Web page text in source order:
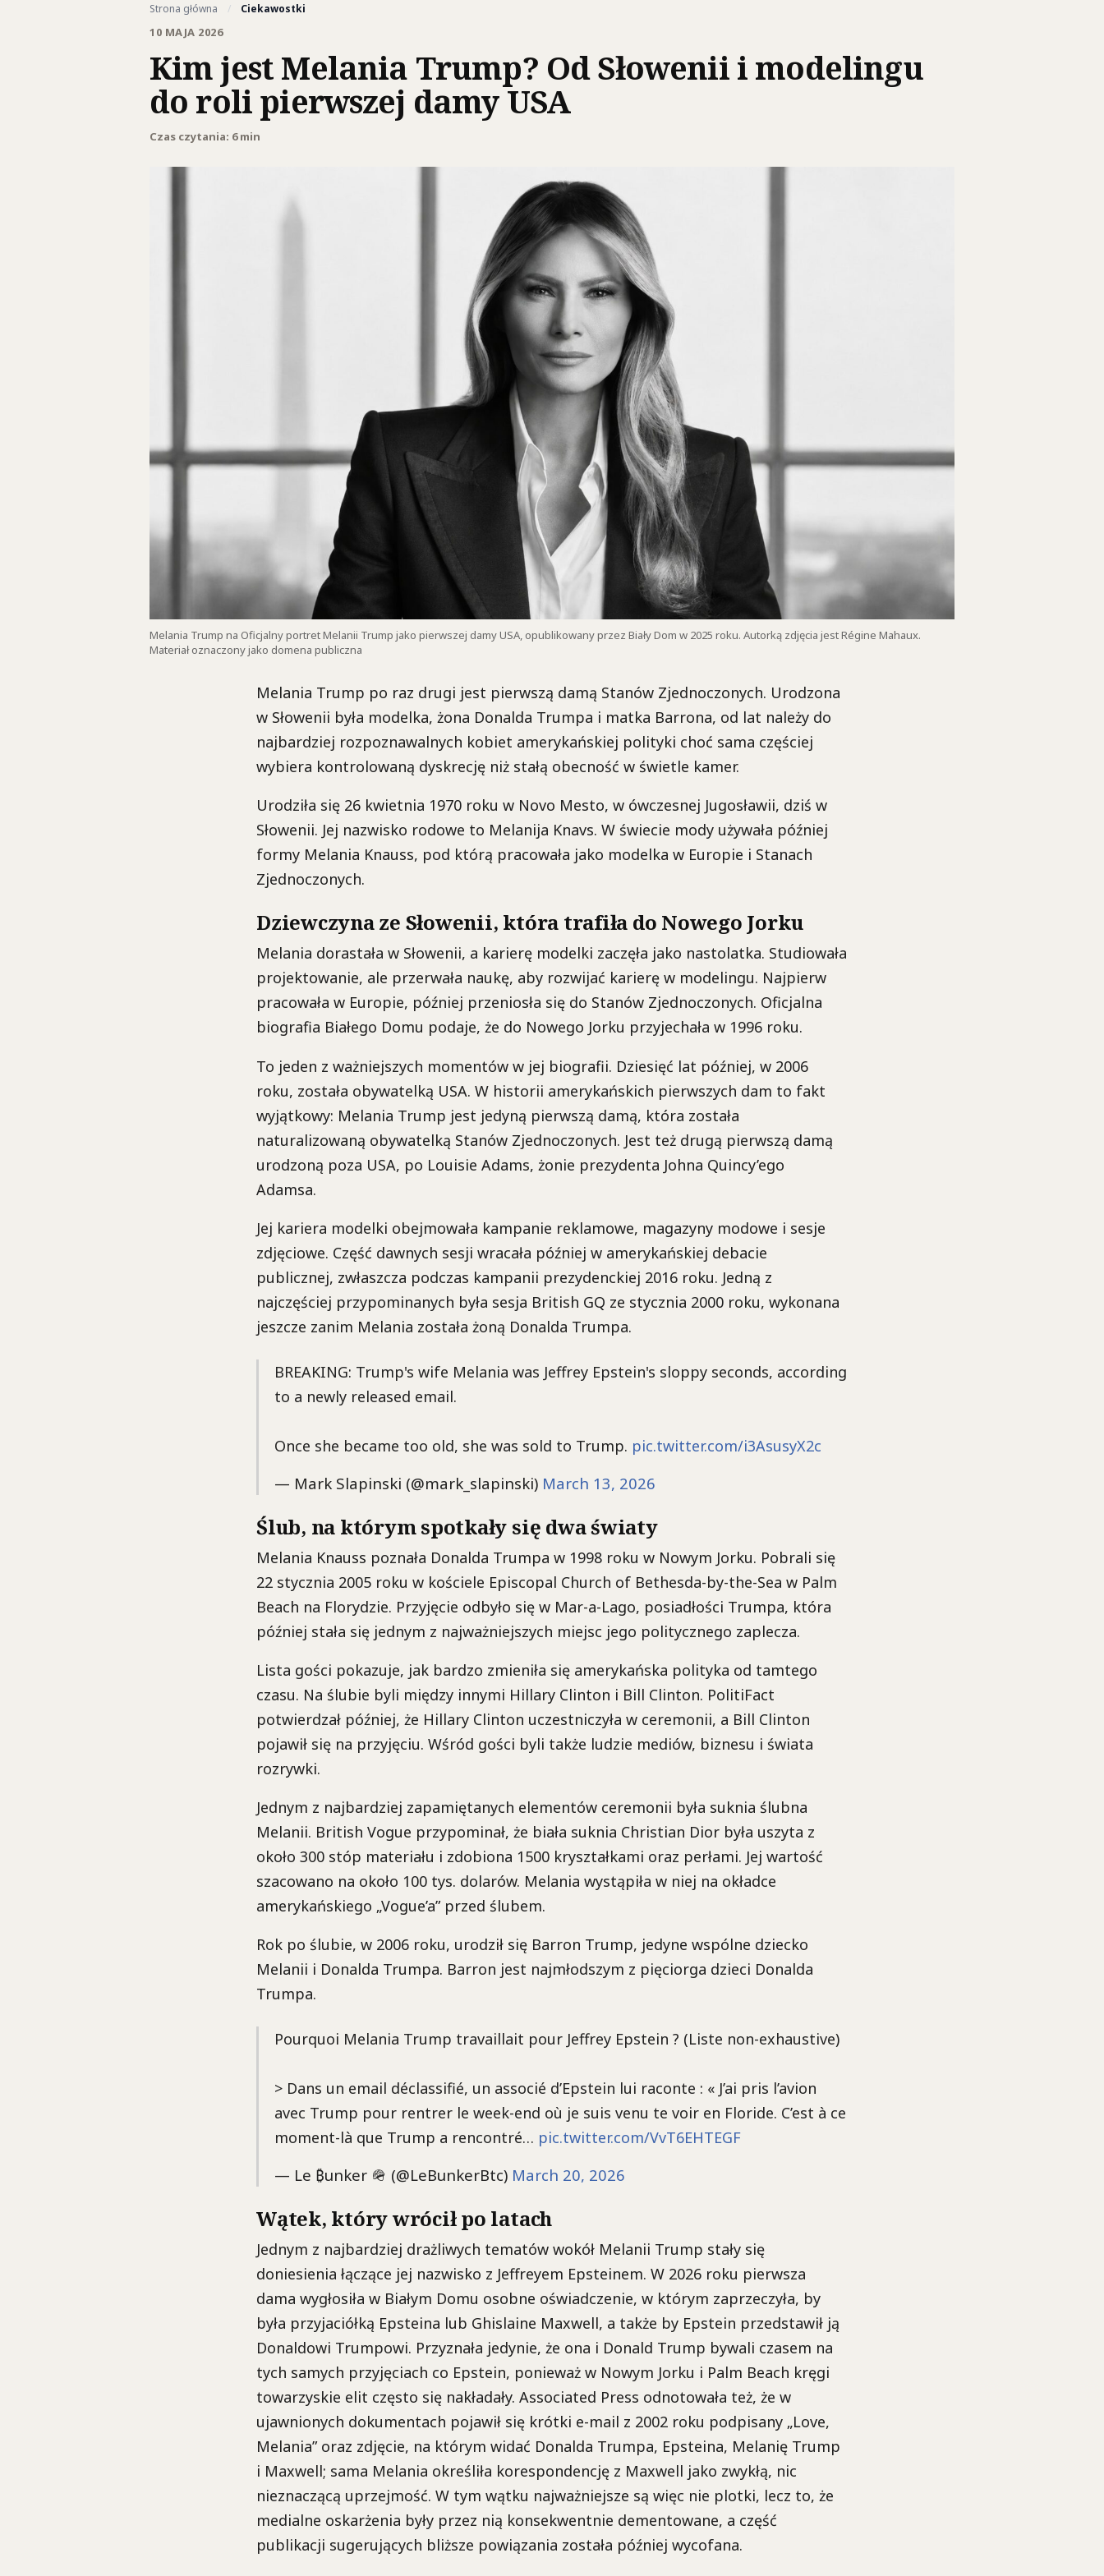
Strona główna / Ciekawostki
10 MAJA 2026
Kim jest Melania Trump? Od Słowenii i modelingu
do roli pierwszej damy USA
Czas czytania: 6 min
Melania Trump na Oficjalny portret Melanii Trump jako pierwszej damy USA, opublikowany przez Biały Dom w 2025 roku. Autorką zdjęcia jest Régine Mahaux.
Materiał oznaczony jako domena publiczna
Melania Trump po raz drugi jest pierwszą damą Stanów Zjednoczonych. Urodzona
w Słowenii była modelka, żona Donalda Trumpa i matka Barrona, od lat należy do
najbardziej rozpoznawalnych kobiet amerykańskiej polityki choć sama częściej
wybiera kontrolowaną dyskrecję niż stałą obecność w świetle kamer.
Urodziła się 26 kwietnia 1970 roku w Novo Mesto, w ówczesnej Jugosławii, dziś w
Słowenii. Jej nazwisko rodowe to Melanija Knavs. W świecie mody używała później
formy Melania Knauss, pod którą pracowała jako modelka w Europie i Stanach
Zjednoczonych.
Dziewczyna ze Słowenii, która trafiła do Nowego Jorku
Melania dorastała w Słowenii, a karierę modelki zaczęła jako nastolatka. Studiowała
projektowanie, ale przerwała naukę, aby rozwijać karierę w modelingu. Najpierw
pracowała w Europie, później przeniosła się do Stanów Zjednoczonych. Oficjalna
biografia Białego Domu podaje, że do Nowego Jorku przyjechała w 1996 roku.
To jeden z ważniejszych momentów w jej biografii. Dziesięć lat później, w 2006
roku, została obywatelką USA. W historii amerykańskich pierwszych dam to fakt
wyjątkowy: Melania Trump jest jedyną pierwszą damą, która została
naturalizowaną obywatelką Stanów Zjednoczonych. Jest też drugą pierwszą damą
urodzoną poza USA, po Louisie Adams, żonie prezydenta Johna Quincy’ego
Adamsa.
Jej kariera modelki obejmowała kampanie reklamowe, magazyny modowe i sesje
zdjęciowe. Część dawnych sesji wracała później w amerykańskiej debacie
publicznej, zwłaszcza podczas kampanii prezydenckiej 2016 roku. Jedną z
najczęściej przypominanych była sesja British GQ ze stycznia 2000 roku, wykonana
jeszcze zanim Melania została żoną Donalda Trumpa.
BREAKING: Trump's wife Melania was Jeffrey Epstein's sloppy seconds, according
to a newly released email.
Once she became too old, she was sold to Trump. pic.twitter.com/i3AsusyX2c
— Mark Slapinski (@mark_slapinski) March 13, 2026
Ślub, na którym spotkały się dwa światy
Melania Knauss poznała Donalda Trumpa w 1998 roku w Nowym Jorku. Pobrali się
22 stycznia 2005 roku w kościele Episcopal Church of Bethesda-by-the-Sea w Palm
Beach na Florydzie. Przyjęcie odbyło się w Mar-a-Lago, posiadłości Trumpa, która
później stała się jednym z najważniejszych miejsc jego politycznego zaplecza.
Lista gości pokazuje, jak bardzo zmieniła się amerykańska polityka od tamtego
czasu. Na ślubie byli między innymi Hillary Clinton i Bill Clinton. PolitiFact
potwierdzał później, że Hillary Clinton uczestniczyła w ceremonii, a Bill Clinton
pojawił się na przyjęciu. Wśród gości byli także ludzie mediów, biznesu i świata
rozrywki.
Jednym z najbardziej zapamiętanych elementów ceremonii była suknia ślubna
Melanii. British Vogue przypominał, że biała suknia Christian Dior była uszyta z
około 300 stóp materiału i zdobiona 1500 kryształkami oraz perłami. Jej wartość
szacowano na około 100 tys. dolarów. Melania wystąpiła w niej na okładce
amerykańskiego „Vogue’a” przed ślubem.
Rok po ślubie, w 2006 roku, urodził się Barron Trump, jedyne wspólne dziecko
Melanii i Donalda Trumpa. Barron jest najmłodszym z pięciorga dzieci Donalda
Trumpa.
Pourquoi Melania Trump travaillait pour Jeffrey Epstein ? (Liste non-exhaustive)
> Dans un email déclassifié, un associé d’Epstein lui raconte : « J’ai pris l’avion
avec Trump pour rentrer le week-end où je suis venu te voir en Floride. C’est à ce
moment-là que Trump a rencontré… pic.twitter.com/VvT6EHTEGF
— Le ₿unker 🪖 (@LeBunkerBtc) March 20, 2026
Wątek, który wrócił po latach
Jednym z najbardziej drażliwych tematów wokół Melanii Trump stały się
doniesienia łączące jej nazwisko z Jeffreyem Epsteinem. W 2026 roku pierwsza
dama wygłosiła w Białym Domu osobne oświadczenie, w którym zaprzeczyła, by
była przyjaciółką Epsteina lub Ghislaine Maxwell, a także by Epstein przedstawił ją
Donaldowi Trumpowi. Przyznała jedynie, że ona i Donald Trump bywali czasem na
tych samych przyjęciach co Epstein, ponieważ w Nowym Jorku i Palm Beach kręgi
towarzyskie elit często się nakładały. Associated Press odnotowała też, że w
ujawnionych dokumentach pojawił się krótki e-mail z 2002 roku podpisany „Love,
Melania” oraz zdjęcie, na którym widać Donalda Trumpa, Epsteina, Melanię Trump
i Maxwell; sama Melania określiła korespondencję z Maxwell jako zwykłą, nic
nieznaczącą uprzejmość. W tym wątku najważniejsze są więc nie plotki, lecz to, że
medialne oskarżenia były przez nią konsekwentnie dementowane, a część
publikacji sugerujących bliższe powiązania została później wycofana.